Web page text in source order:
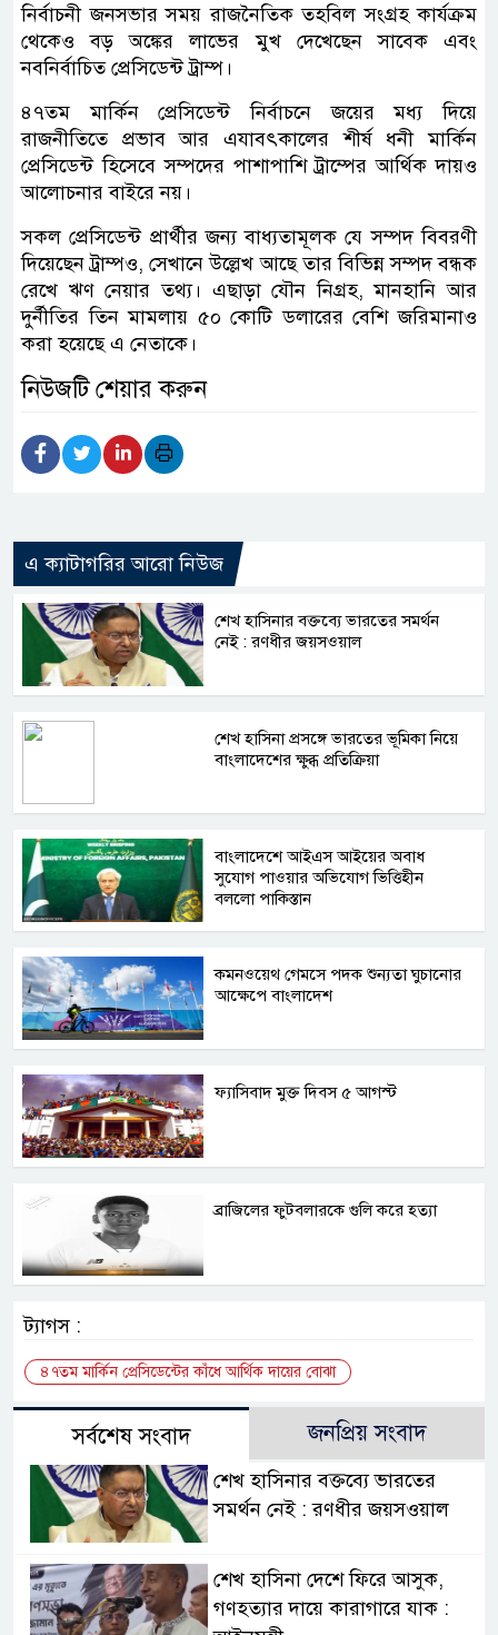
নির্বাচনী জনসভার সময় রাজনৈতিক তহবিল সংগ্রহ কার্যক্রম
থেকেও বড় অঙ্কের লাভের মুখ দেখেছেন সাব্কে এবং
নবনির্বাচিত প্রেসিডেন্ট ট্রাম্প।
৪৭তম মার্কিন প্রেসিডেন্ট নির্বাচনে জয়ের মধ্য দিয়ে
রাজনীতিতে প্রভাব আর এযাবৎকালের শীর্ষ ধনী মার্কিন
প্রেসিডেন্ট হিসেবে সম্পদের পাশাপাশি ট্রাম্পের আর্থিক দায়ও
আলোচনার বাইরে নয়।
সকল প্রেসিডেন্ট প্রার্থীর জন্য বাধ্যতামূলক যে সম্পদ বিবরণী
দিয়েছেন ট্রাম্পও, সেখানে উল্লেখ আছে তার বিভিন্ন সম্পদ বন্ধক
রেখে ঋণ নেয়ার তথ্য। এছাড়া যৌন নিগ্রহ, মানহানি আর
দুর্নীতির তিন মামলায় ৫০ কোটি ডলারের বেশি জরিমানাও
করা হয়েছে এ নেতাকে।
নিউজটি শেয়ার করুন
এ ক্যাটাগরির আরো নিউজ
শেখ হাসিনার বক্তব্যে ভারতের সমর্থন
নেই : রণধীর জয়সওয়াল
শেখ হাসিনা প্রসঙ্গে ভারতের ভূমিকা নিয়ে
বাংলাদেশের ক্ষুব্ধ প্রতিক্রিয়া
বাংলাদেশে আইএস আইয়ের অবাধ
সুযোগ পাওয়ার অভিযোগ ভিত্তিহীন
বললো পাকিস্তান
কমনওয়েথ গেমসে পদক শুন্যতা ঘুচানোর
আক্ষেপে বাংলাদেশ
ফ্যাসিবাদ মুক্ত দিবস ৫ আগস্ট
ব্রাজিলের ফুটবলারকে গুলি করে হত্যা
ট্যাগস :
৪৭তম মার্কিন প্রেসিডেন্টের কাঁধে আর্থিক দায়ের বোঝা
সর্বশেষ সংবাদ জনপ্রিয় সংবাদ
শেখ হাসিনার বক্তব্যে ভারতের
সমর্থন নেই : রণধীর জয়সওয়াল
শেখ হাসিনা দেশে ফিরে আসুক,
গণহত্যার দায়ে কারাগারে যাক :